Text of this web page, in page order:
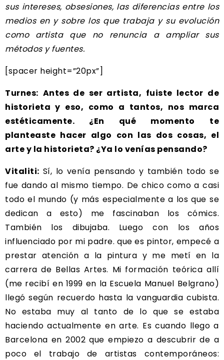
sus intereses, obsesiones, las diferencias entre los
medios en y sobre los que trabaja y su evolución
como artista que no renuncia a ampliar sus
métodos y fuentes.
[spacer height=”20px”]
Turnes: Antes de ser artista, fuiste lector de
historieta y eso, como a tantos, nos marca
estéticamente. ¿En qué momento te
planteaste hacer algo con las dos cosas, el
arte y la historieta? ¿Ya lo venías pensando?
Vitaliti: Sí, lo venía pensando y también todo se
fue dando al mismo tiempo. De chico como a casi
todo el mundo (y más especialmente a los que se
dedican a esto) me fascinaban los cómics.
También los dibujaba. Luego con los años
influenciado por mi padre. que es pintor, empecé a
prestar atención a la pintura y me metí en la
carrera de Bellas Artes. Mi formación teórica allí
(me recibí en 1999 en la Escuela Manuel Belgrano)
llegó según recuerdo hasta la vanguardia cubista.
No estaba muy al tanto de lo que se estaba
haciendo actualmente en arte. Es cuando llego a
Barcelona en 2002 que empiezo a descubrir de a
poco el trabajo de artistas contemporáneos: